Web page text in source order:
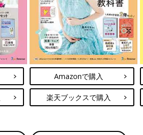
Amazonで購入
楽天ブックスで購入